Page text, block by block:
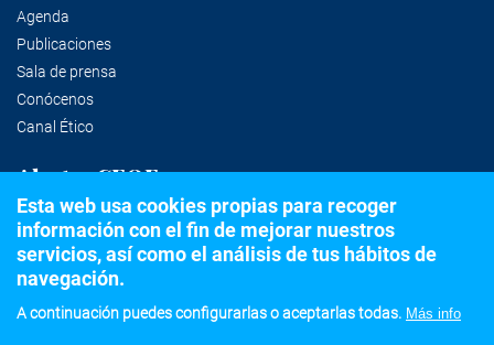
Agenda
Publicaciones
Sala de prensa
Conócenos
Canal Ético
Alertas CEOE
Suscríbete a la newsletter
Esta web usa cookies propias para recoger
información con el fin de mejorar nuestros
servicios, así como el análisis de tus hábitos de
navegación.
A continuación puedes configurarlas o aceptarlas todas. Más info